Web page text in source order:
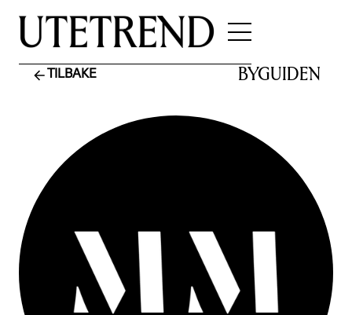
TILBAKE BYGUIDEN